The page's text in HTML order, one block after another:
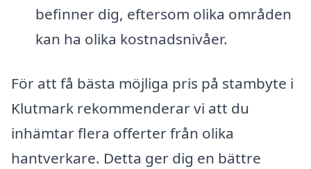
befinner dig, eftersom olika områden
kan ha olika kostnadsnivåer.
För att få bästa möjliga pris på stambyte i
Klutmark rekommenderar vi att du
inhämtar flera offerter från olika
hantverkare. Detta ger dig en bättre